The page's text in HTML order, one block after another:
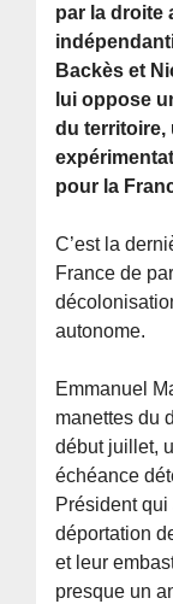
par la droite
Backès et
lui oppose
du territoire,
pour la
C’est la
France de
autonome.
Emmanuel
manettes du
début juillet,
échéance
Président
déportation
et leur
presque un